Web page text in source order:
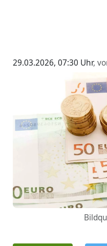
29.03.2026, 07:30 Uhr,